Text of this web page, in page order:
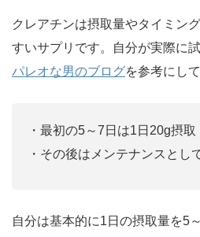
クレアチンは摂取量やタイミン
すいサプリです。自分が実際に
パレオな男のブログを参考にし
・最初の5～7日は1日20g摂取
・その後はメンテナンスとし
自分は基本的に1日の摂取量を5